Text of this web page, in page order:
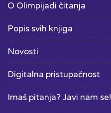
O Olimpijadi čitanja
Popis svih knjiga
Novosti
Digitalna pristupačnost
Imaš pitanja? Javi nam se!